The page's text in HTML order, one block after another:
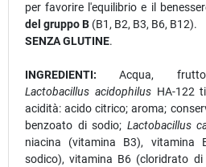
per favorire l'equilibrio e il
del gruppo B (B1, B2, B3, B6, B12).
SENZA GLUTINE.
INGREDIENTI: Acqua,
Lactobacillus acidophilusHA-122
acidità: acido citrico; aroma;
benzoato di sodio; Lactobacillus
niacina (vitamina B3), vitamina
sodico), vitamina B6 (cloridrato di